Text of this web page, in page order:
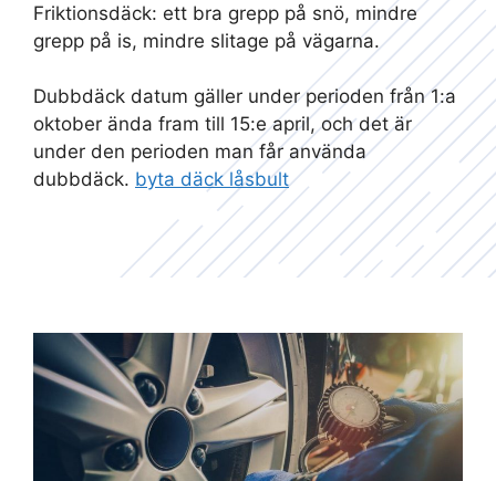
Friktionsdäck: ett bra grepp på snö, mindre
grepp på is, mindre slitage på vägarna.
Dubbdäck datum gäller under perioden från 1:a
oktober ända fram till 15:e april, och det är
under den perioden man får använda
dubbdäck. byta däck låsbult